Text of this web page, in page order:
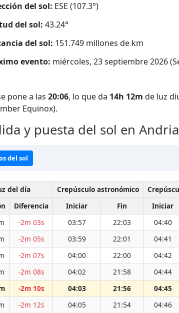
del sol: ESE (107.3°)
del sol: 43.24°
del sol: 151.749 millones de km
evento: miércoles, 23 septiembre 2026
pone a las 20:06, lo que da 14h 12m de luz
Equinox).
y puesta del sol en Andria
del sol
del día Crepúsculo astronómico
Diferencia Iniciar Fin Iniciar
-2m 03s 03:57 22:03 04:40
-2m 05s 03:59 22:01 04:41
-2m 07s 04:00 22:00 04:42
-2m 08s 04:02 21:58 04:44
-2m 10s 04:03 21:56 04:45
-2m 12s 04:05 21:54 04:46